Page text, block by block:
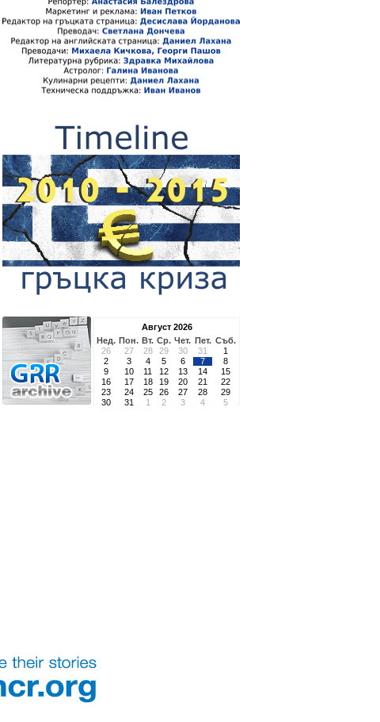
Август 2026
Нед. Пон. Вт. Ср. Чет. Пет. Съб.
26
27 28 29 30 31
1
2
3 4 5 6 7
8
9
10 11 12 13 14
15
16
17 18 19 20 21
22
23
24 25 26 27 28
29
30
31 1 2 3 4 5